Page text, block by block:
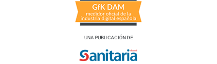
UNA PUBLICACIÓN DE